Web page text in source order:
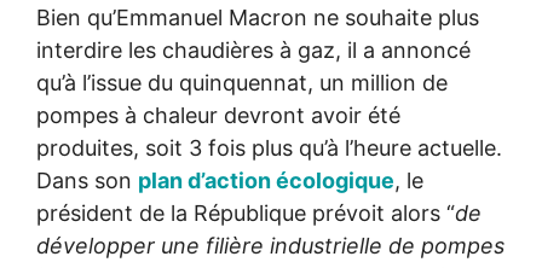
Bien qu’Emmanuel Macron ne souhaite plus
interdire les chaudières à gaz, il a annoncé
qu’à l’issue du quinquennat, un million de
pompes à chaleur devront avoir été
produites, soit 3 fois plus qu’à l’heure actuelle.
Dans son plan d’action écologique, le
président de la République prévoit alors “de
développer une filière industrielle de pompes